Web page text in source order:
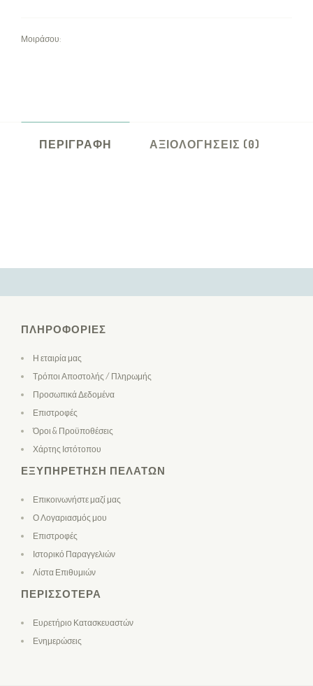
Μοιράσου:
ΠΕΡΙΓΡΑΦΉ ΑΞΙΟΛΟΓΉΣΕΙΣ (0)
ΠΛΗΡΟΦΟΡΊΕΣ
Η εταιρία μας
Τρόποι Αποστολής / Πληρωμής
Προσωπικά Δεδομένα
Επιστροφές
Όροι & Προϋποθέσεις
Χάρτης Ιστότοπου
ΕΞΥΠΗΡΈΤΗΣΗ ΠΕΛΑΤΏΝ
Επικοινωνήστε μαζί μας
Ο Λογαριασμός μου
Επιστροφές
Ιστορικό Παραγγελιών
Λίστα Επιθυμιών
ΠΕΡΙΣΣΌΤΕΡΑ
Ευρετήριο Κατασκευαστών
Ενημερώσεις